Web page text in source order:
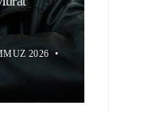
2026 •